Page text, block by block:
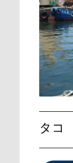
タコ